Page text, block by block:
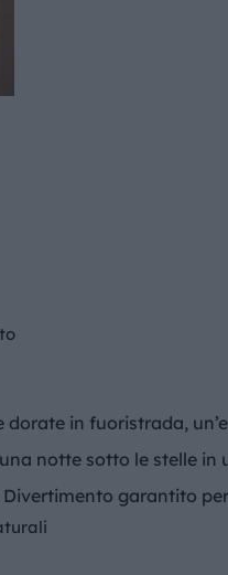
dorate in fuoristrada,
notte sotto le stelle
Divertimento garantito